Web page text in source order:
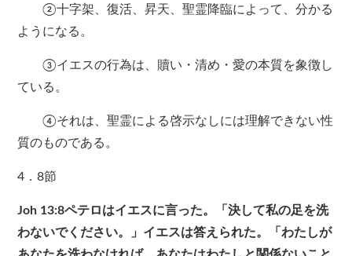
②十字架、復活、昇天、聖霊降臨によって、分かる
ようになる。
③イエスの行為は、贖い・清め・愛の本質を象徴し
ている。
④それは、聖霊による啓示なしには理解できない性
質のものである。
4．8節
Joh 13:8ペテロはイエスに言った。「決して私の足を洗
わないでください。」イエスは答えられた。「わたしが